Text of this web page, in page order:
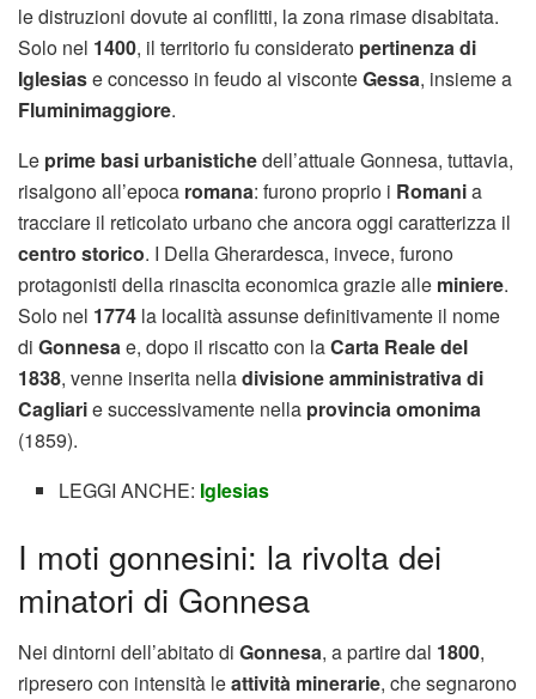
le distruzioni dovute ai conflitti, la zona rimase disabitata.
Solo nel 1400, il territorio fu considerato pertinenza di
Iglesiase concesso in feudo al visconteGessa, insieme a
Fluminimaggiore.
Le prime basi urbanistichedell’attuale Gonnesa, tuttavia,
risalgono all’epoca romana: furono proprio i Romania
tracciare il reticolato urbano che ancora oggi caratterizza il
centro storico. I Della Gherardesca, invece, furono
protagonisti della rinascita economica grazie alle miniere.
Solo nel 1774 la località assunse definitivamente il nome
di Gonnesae, dopo il riscatto con laCarta Reale del
1838, venne inserita nelladivisione amministrativa di
Cagliarie successivamente nella provincia omonima
(1859).
LEGGI ANCHE: Iglesias
I moti gonnesini: la rivolta dei
minatori di Gonnesa
Nei dintorni dell’abitato di Gonnesa, a partire dal 1800,
ripresero con intensità leattività minerarie, che segnarono